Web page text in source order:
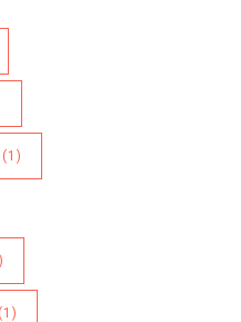
(1)
(1)